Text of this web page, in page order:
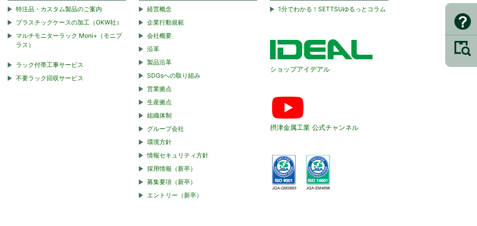
特注品・カスタム製品のご案内
プラスチックケースの加工（OKW社）
マルチモニターラック Moni+（モニプ
ラス）
ラック付帯工事サービス
不要ラック回収サービス
経営概念
企業行動規範
会社概要
沿革
製品沿革
SDGsへの取り組み
営業拠点
生産拠点
組織体制
グループ会社
環境方針
情報セキュリティ方針
採用情報（新卒）
募集要項（新卒）
エントリー（新卒）
1分でわかる！SETTSUゆるっとコラム
ショップアイデアル
摂津金属工業 公式チャンネル